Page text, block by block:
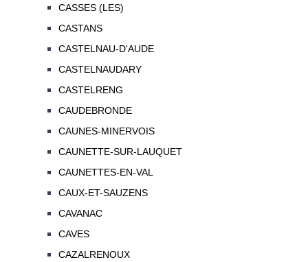
CASSES (LES)
CASTANS
CASTELNAU-D'AUDE
CASTELNAUDARY
CASTELRENG
CAUDEBRONDE
CAUNES-MINERVOIS
CAUNETTE-SUR-LAUQUET
CAUNETTES-EN-VAL
CAUX-ET-SAUZENS
CAVANAC
CAVES
CAZALRENOUX